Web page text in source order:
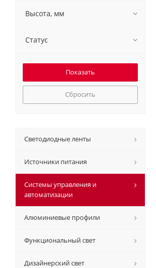
Высота, мм
Статус
Сбросить
Светодиодные ленты
Источники питания
Системы управления и
автоматизации
Алюминиевые профили
Функциональный свет
Дизайнерский свет